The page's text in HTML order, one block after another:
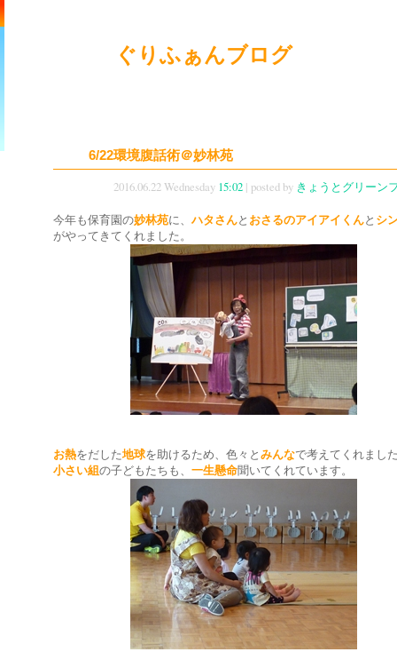
ぐりふぁんブログ
6/22環境腹話術＠妙林苑
2016.06.22 Wednesday 15:02 | posted by きょうとグリーン
今年も保育園の妙林苑に、 ハタさんと おさるのアイアイくんと シ
がやってきてくれました。
お熱をだした地球を助けるため、色々と みんなで考えてくれまし
小さい組の子どもたちも、 一生懸命聞いてくれています。